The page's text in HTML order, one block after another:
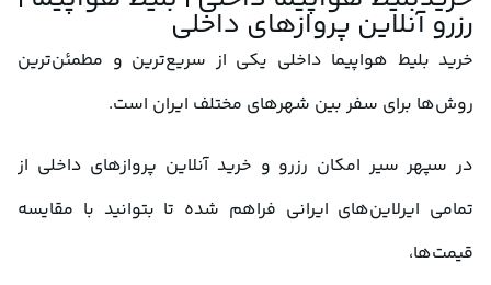
رزرو آنلاین پروازهای داخلی
روش‌ها برای سفر بین شهرهای مختلف ایران است.
قیمت‌ها،